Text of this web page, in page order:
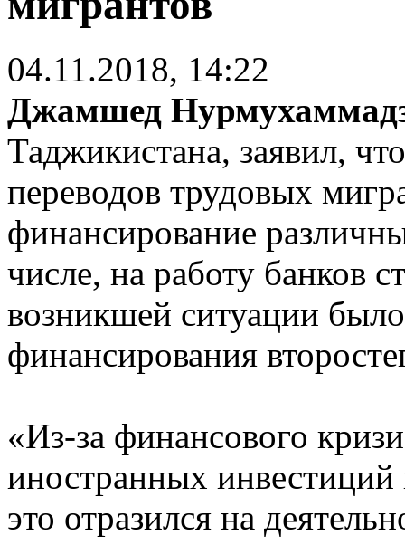
04.11.2018, 14:22
Джамшед
Таджикистана, заявил,
переводов трудовых
финансирование
числе, на работу банков
возникшей ситуации
финансирования
«Из-за финансового
иностранных
это отразился на